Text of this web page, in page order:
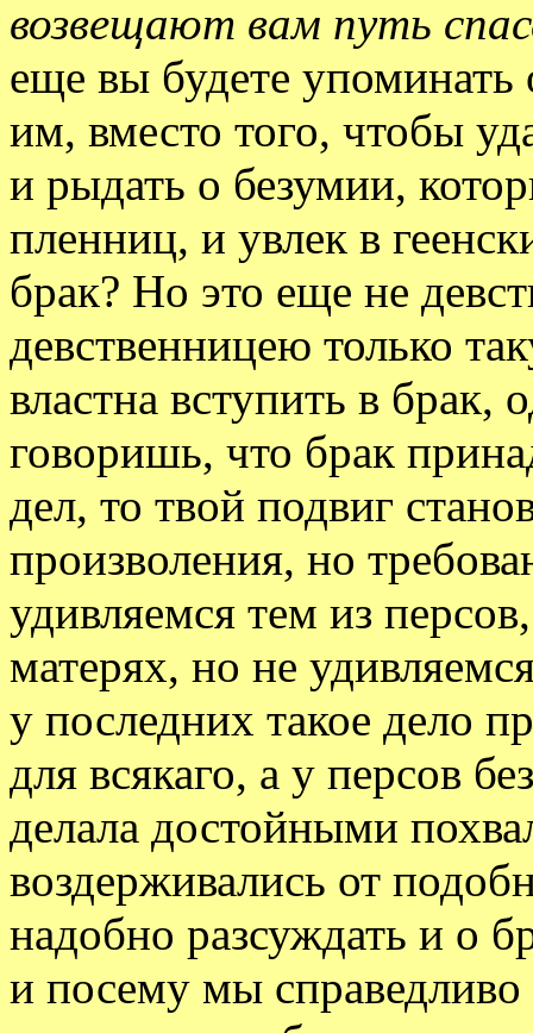
возвещают вам путь
еще вы будете упоминать
им, вместо того, чтобы
и рыдать о безумии,
пленниц, и увлек в
брак? Но это еще не
девственницею только
властна вступить в брак,
говоришь, что брак
дел, то твой подвиг
произволения, но
удивляемся тем из
матерях, но не
у последних такое дело
для всякаго, а у персов
делала достойными
воздерживались от
надобно разсуждать и о
и посему мы